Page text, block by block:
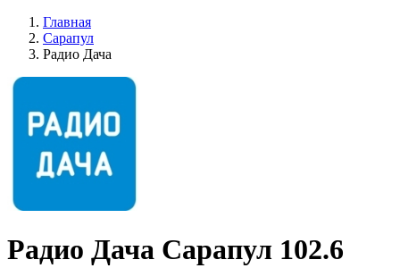
Главная
Сарапул
Радио Дача
Радио Дача Сарапул 102.6